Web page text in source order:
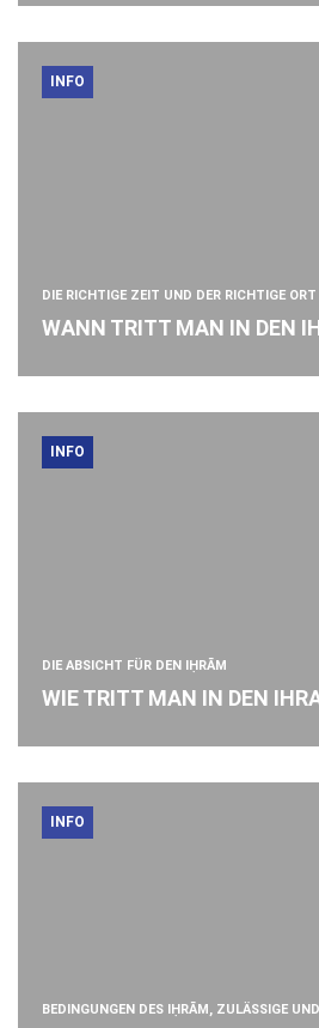
INFO
DIE RICHTIGE ZEIT UND DER RICHTIGE
WANN TRITT MAN IN DEN
INFO
DIE ABSICHT FÜR DEN IḤRĀM
WIE TRITT MAN IN DEN
INFO
BEDINGUNGEN DES IḤRĀM, ZULÄSSIGE